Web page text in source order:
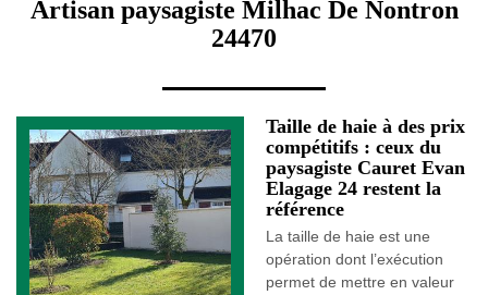
Artisan paysagiste Milhac De Nontron
24470
Taille de haie à des prix
compétitifs : ceux du
paysagiste Cauret Evan
Elagage 24 restent la
référence
La taille de haie est une
opération dont l’exécution
permet de mettre en valeur